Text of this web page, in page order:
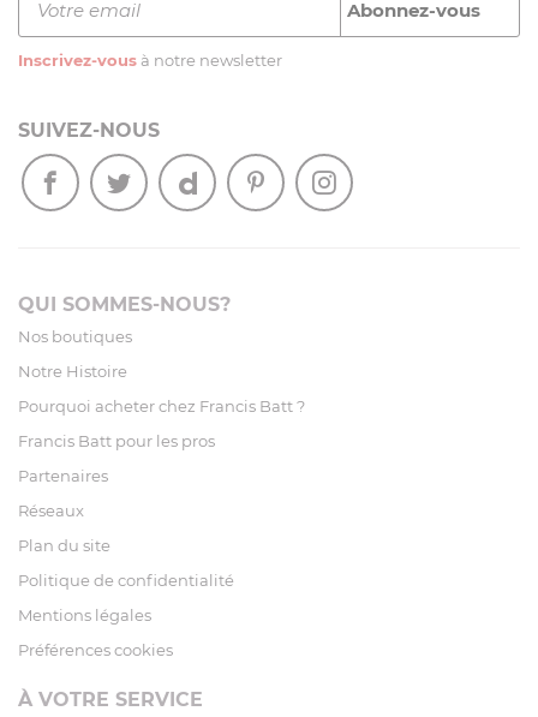
Inscrivez-vous à notre newsletter
SUIVEZ-NOUS
QUI SOMMES-NOUS?
Nos boutiques
Notre Histoire
Pourquoi acheter chez Francis Batt ?
Francis Batt pour les pros
Partenaires
Réseaux
Plan du site
Politique de confidentialité
Mentions légales
Préférences cookies
À VOTRE SERVICE